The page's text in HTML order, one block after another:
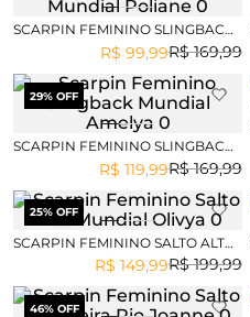
SCARPIN FEMININO SLINGBACK
DE BONECA MUNDIAL POLIANE
R$ 169,99
R$ 99,99
29% OFF
SCARPIN FEMININO SLINGBACK
MUNDIAL AMELYA
R$ 169,99
R$ 119,99
25% OFF
SCARPIN FEMININO SALTO ALTO
MUNDIAL OLIVYA
R$ 199,99
R$ 149,99
46% OFF